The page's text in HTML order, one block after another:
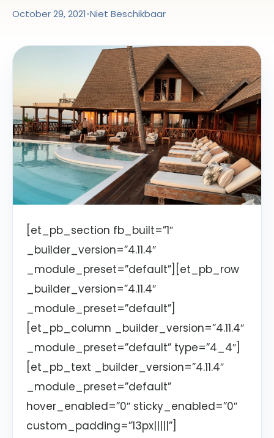
October 29, 2021•Niet Beschikbaar
[et_pb_section fb_built=”1″
_builder_version=”4.11.4″
_module_preset=”default”][et_pb_row
_builder_version=”4.11.4″
_module_preset=”default”]
[et_pb_column _builder_version=”4.11.4″
_module_preset=”default” type=”4_4″]
[et_pb_text _builder_version=”4.11.4″
_module_preset=”default”
hover_enabled=”0″ sticky_enabled=”0″
custom_padding=”13px|||||”]